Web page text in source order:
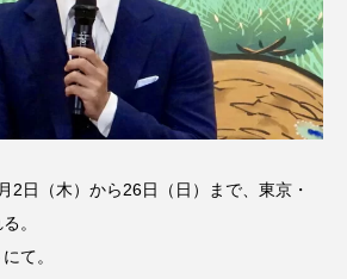
2日（木）から26日（日）まで、東京・
。
て。